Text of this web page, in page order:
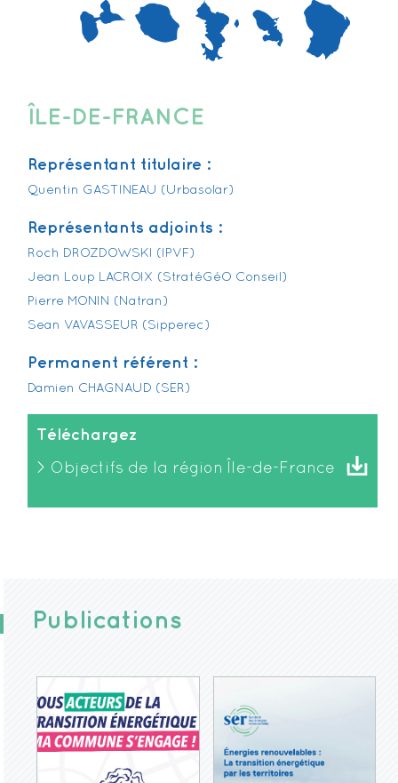
ÎLE-DE-FRANCE
Représentant titulaire :
Quentin GASTINEAU (Urbasolar)
Représentants adjoints :
Roch DROZDOWSKI (IPVF)
Jean Loup LACROIX (StratéGéO Conseil)
Pierre MONIN (Natran)
Sean VAVASSEUR (Sipperec)
Permanent référent :
Damien CHAGNAUD (SER)
Téléchargez
Objectifs de la région Île-de-France
Publications